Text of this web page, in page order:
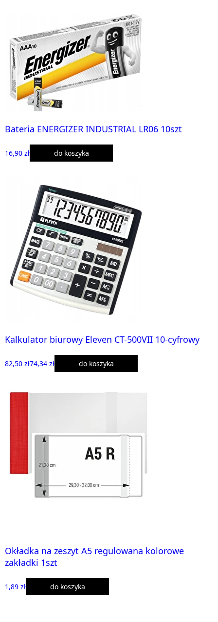
Bateria ENERGIZER INDUSTRIAL LR06 10szt
16,90 zł do koszyka
Kalkulator biurowy Eleven CT-500VII 10-cyfrowy
82,50 zł74,34 zł do koszyka
Okładka na zeszyt A5 regulowana kolorowe
zakładki 1szt
1,89 zł do koszyka